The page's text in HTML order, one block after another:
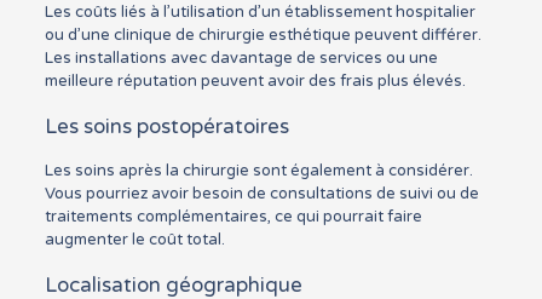
Les coûts liés à l’utilisation d’un établissement hospitalier
ou d’une clinique de chirurgie esthétique peuvent différer.
Les installations avec davantage de services ou une
meilleure réputation peuvent avoir des frais plus élevés.
Les soins postopératoires
Les soins après la chirurgie sont également à considérer.
Vous pourriez avoir besoin de consultations de suivi ou de
traitements complémentaires, ce qui pourrait faire
augmenter le coût total.
Localisation géographique